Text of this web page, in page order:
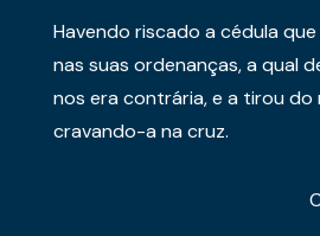
Havendo riscado a cédula
nas suas ordenanças, a qual
nos era contrária, e a tirou do
cravando-a na cruz.